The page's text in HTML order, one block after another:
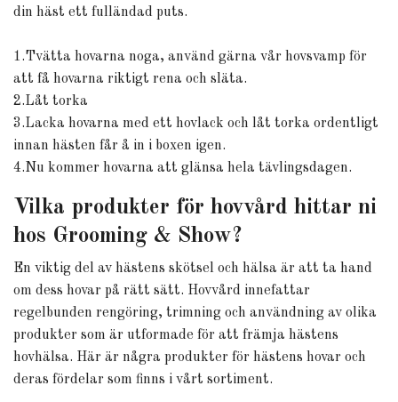
din häst ett fulländad puts.
1.Tvätta hovarna noga, använd gärna vår hovsvamp för
att få hovarna riktigt rena och släta.
2.Låt torka
3.Lacka hovarna med ett hovlack och låt torka ordentligt
innan hästen får å in i boxen igen.
4.Nu kommer hovarna att glänsa hela tävlingsdagen.
Vilka produkter för hovvård hittar ni
hos Grooming & Show?
En viktig del av hästens skötsel och hälsa är att ta hand
om dess hovar på rätt sätt. Hovvård innefattar
regelbunden rengöring, trimning och användning av olika
produkter som är utformade för att främja hästens
hovhälsa. Här är några produkter för hästens hovar och
deras fördelar som finns i vårt sortiment.